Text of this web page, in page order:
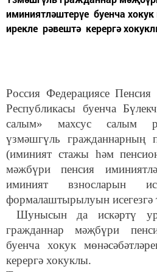
иминиятләштерүе буенча хокук
ирекле рәвештә керергә
Россия Федерациясе
Республикасы буенча
салым» махсус салым
үзмәшгүль гражданнарның
(иминият стажы һәм
мәжбүри пенсия
иминият взносларын
формалаштырылуын исегезгә
Шунысын да искәртү
гражданнар мәҗбүри
буенча хокук
керергә хокуклы.